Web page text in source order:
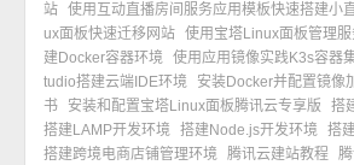
站 使用互动直播房间服务应用模板快速搭建小
ux面板快速迁移网站 使用宝塔Linux面板管理
建Docker容器环境 使用应用镜像实践K3s容器
tudio搭建云端IDE环境
安装Docker并配置镜像
书
安装和配置宝塔Linux面板腾讯云专享版
搭
搭建LAMP开发环境 搭建Node.js开发环境 搭
搭建跨境电商店铺管理环境 腾讯云建站教程